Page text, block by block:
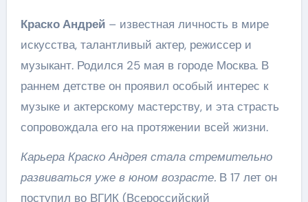
Краско Андрей– известная личность в мире
искусства, талантливый актер, режиссер и
музыкант. Родился 25 мая в городе Москва. В
раннем детстве он проявил особый интерес к
музыке и актерскому мастерству, и эта страсть
сопровождала его на протяжении всей жизни.
Карьера Краско Андрея стала стремительно
развиваться уже в юном возрасте.В 17 лет он
поступил во ВГИК (Всероссийский